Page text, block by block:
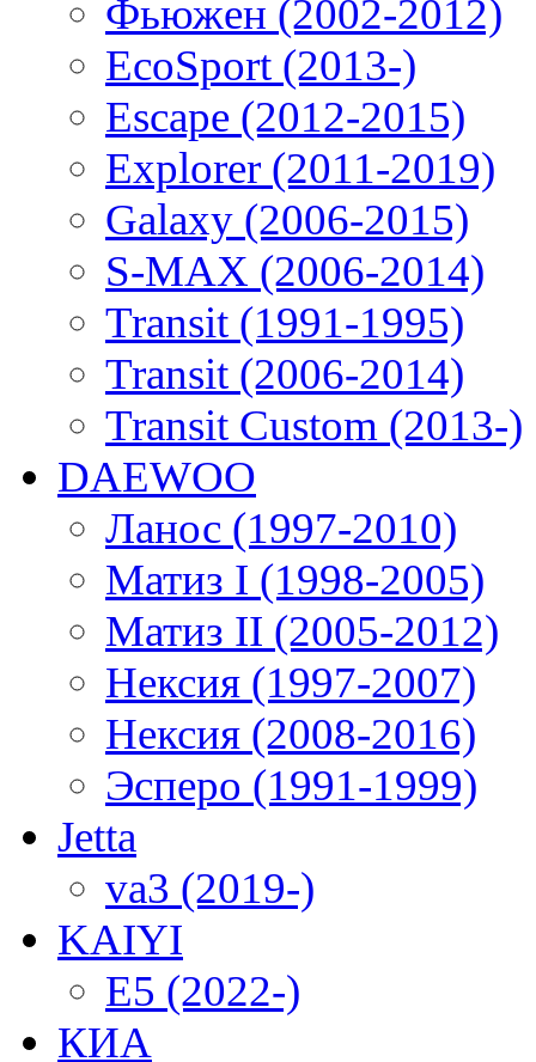
Фьюжен (2002-2012)
EcoSport (2013-)
Escape (2012-2015)
Explorer (2011-2019)
Galaxy (2006-2015)
S-MAX (2006-2014)
Transit (1991-1995)
Transit (2006-2014)
Transit Custom (2013-)
DAEWOO
Ланос (1997-2010)
Матиз I (1998-2005)
Матиз II (2005-2012)
Нексия (1997-2007)
Нексия (2008-2016)
Эсперо (1991-1999)
Jetta
va3 (2019-)
KAIYI
E5 (2022-)
КИА